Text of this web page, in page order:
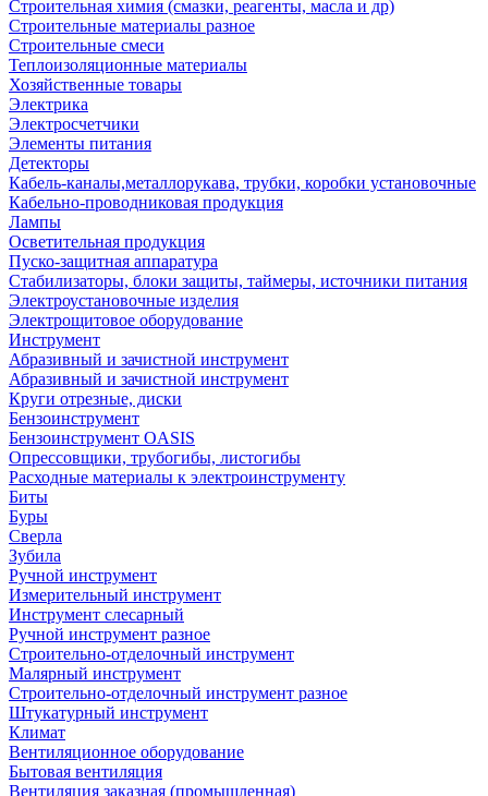
Строительная химия (смазки, реагенты, масла и др)
Строительные материалы разное
Строительные смеси
Теплоизоляционные материалы
Хозяйственные товары
Электрика
Электросчетчики
Элементы питания
Детекторы
Кабель-каналы,металлорукава, трубки, коробки установочные
Кабельно-проводниковая продукция
Лампы
Осветительная продукция
Пуско-защитная аппаратура
Стабилизаторы, блоки защиты, таймеры, источники питания
Электроустановочные изделия
Электрощитовое оборудование
Инструмент
Абразивный и зачистной инструмент
Абразивный и зачистной инструмент
Круги отрезные, диски
Бензоинструмент
Бензоинструмент OASIS
Опрессовщики, трубогибы, листогибы
Расходные материалы к электроинструменту
Биты
Буры
Сверла
Зубила
Ручной инструмент
Измерительный инструмент
Инструмент слесарный
Ручной инструмент разное
Строительно-отделочный инструмент
Малярный инструмент
Строительно-отделочный инструмент разное
Штукатурный инструмент
Климат
Вентиляционное оборудование
Бытовая вентиляция
Вентиляция заказная (промышленная)